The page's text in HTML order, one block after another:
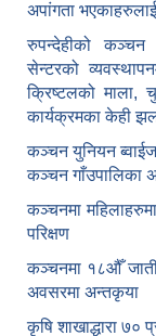
अपांगता
रुपन्देहीको कञ्चन
सेन्टरको
क्रिष्टलको माला,
कार्यक्रमका केही
कञ्चन युनियन
कञ्चन गाँउपालिका
कञ्‍चनमा
परिक्षण
कञ्‍चनमा १८औँ
अवसरमा अन्तकृया
कृषि शाखाद्धारा ७०